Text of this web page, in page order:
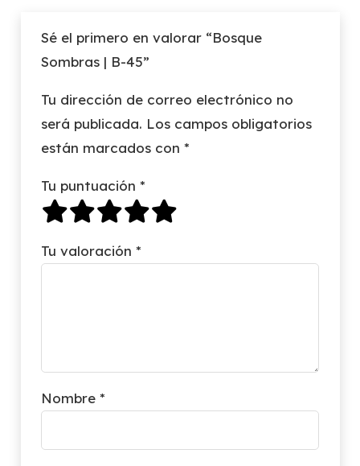
Sé el primero en valorar “Bosque
Sombras | B-45”
Tu dirección de correo electrónico no
será publicada. Los campos obligatorios
están marcados con *
Tu puntuación *
Tu valoración *
Nombre *